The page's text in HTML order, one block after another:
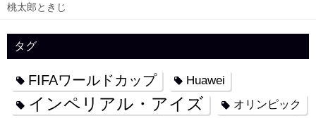
桃太郎ときじ
タグ
FIFAワールドカップ Huawei
インペリアル・アイズ オリンピック